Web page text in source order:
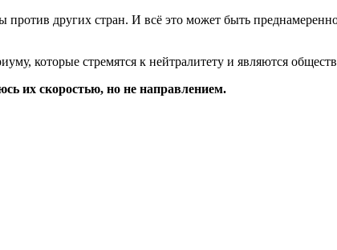
других стран. И всё это может быть
которые стремятся к нейтралитету и являются
их скоростью, но не направлением.